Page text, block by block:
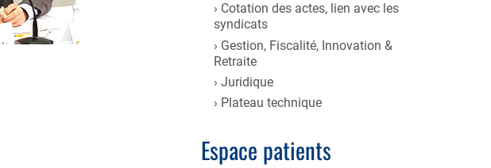
Cotation des actes, lien avec les
syndicats
Gestion, Fiscalité, Innovation &
Retraite
Juridique
Plateau technique
Espace patients